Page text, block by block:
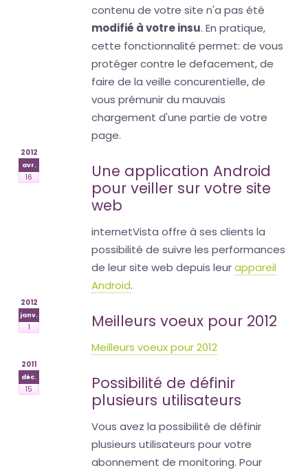
contenu de votre site n'a pas été
modifié à votre insu. En pratique,
cette fonctionnalité permet: de vous
protéger contre le defacement, de
faire de la veille concurentielle, de
vous prémunir du mauvais
chargement d'une partie de votre
page.
2012
avr.
16
Une application Android
pour veiller sur votre site
web
internetVista offre à ses clients la
possibilité de suivre les performances
de leur site web depuis leurappareil
Android.
2012
janv.
1 Meilleurs voeux pour 2012
Meilleurs voeux pour 2012
2011
déc.
15
Possibilité de définir
plusieurs utilisateurs
Vous avez la possibilité de définir
plusieurs utilisateurs pour votre
abonnement de monitoring. Pour